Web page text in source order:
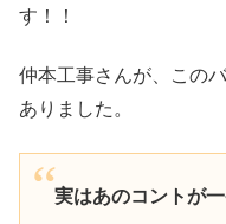
す！！
仲本工事さんが、この
ありました。
実はあのコントが一